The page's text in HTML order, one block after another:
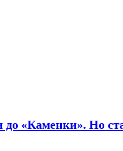
«Каменки». Но